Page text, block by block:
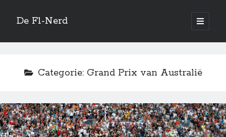
De F1-Nerd
open
primair
Zijbalk
Quotes
Honestly, what are we doing? Racing or ping-pong?
Categorie: Grand Prix van Australië